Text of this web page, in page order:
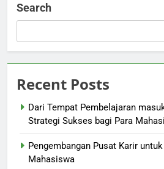
Search
Recent Posts
Dari Tempat Pembelajaran
Strategi Sukses bagi Para
Pengembangan Pusat Karir
Mahasiswa